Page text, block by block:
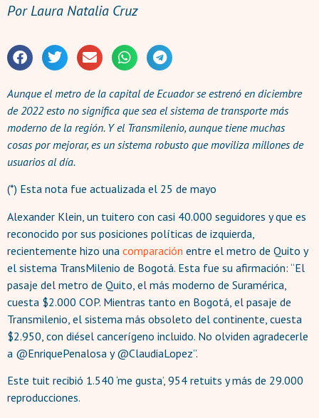
PorLaura Natalia Cruz
Aunque el metro de la capital de Ecuador se estrenó en diciembre
de 2022 esto no significa que sea el sistema de transporte más
moderno de la región. Y el Transmilenio, aunque tiene muchas
cosas por mejorar, es un sistema robusto que moviliza millones de
usuarios al día.
(*) Esta nota fue actualizada el 25 de mayo
Alexander Klein, un tuitero con casi 40.000 seguidores y que es
reconocido por sus posiciones políticas de izquierda,
recientemente hizo una comparación entre el metro de Quito y
el sistema TransMilenio de Bogotá. Esta fue su afirmación: “El
pasaje del metro de Quito, el más moderno de Suramérica,
cuesta $2.000 COP. Mientras tanto en Bogotá, el pasaje de
Transmilenio, el sistema más obsoleto del continente, cuesta
$2.950, con diésel cancerígeno incluido. No olviden agradecerle
a @EnriquePenalosa y @ClaudiaLopez”.
Este tuit recibió 1.540 ‘me gusta’, 954 retuits y más de 29.000
reproducciones.